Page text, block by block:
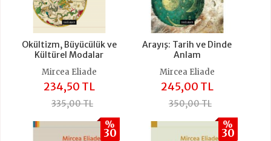
Okültizm, Büyücülük ve
Kültürel Modalar
Mircea Eliade
234,50 TL
335,00 TL
Arayış: Tarih ve Dinde
Anlam
Mircea Eliade
245,00 TL
350,00 TL
%
30
%
30